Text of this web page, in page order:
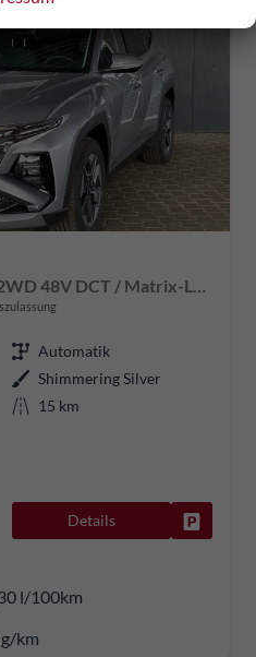
Comfort Plus 1.6 T-GDI 2WD 48V DCT / Matrix-LED Elek. Heck 360° Kam. Teilleder Shz vo + hi Alu 18"
Automatik
Shimmering Silver
15 km
Details
l/100km
km